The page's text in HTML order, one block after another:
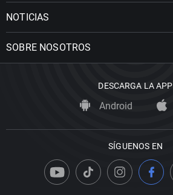
NOTICIAS
SOBRE NOSOTROS
DESCARGA LA APP
Android
SÍGUENOS EN